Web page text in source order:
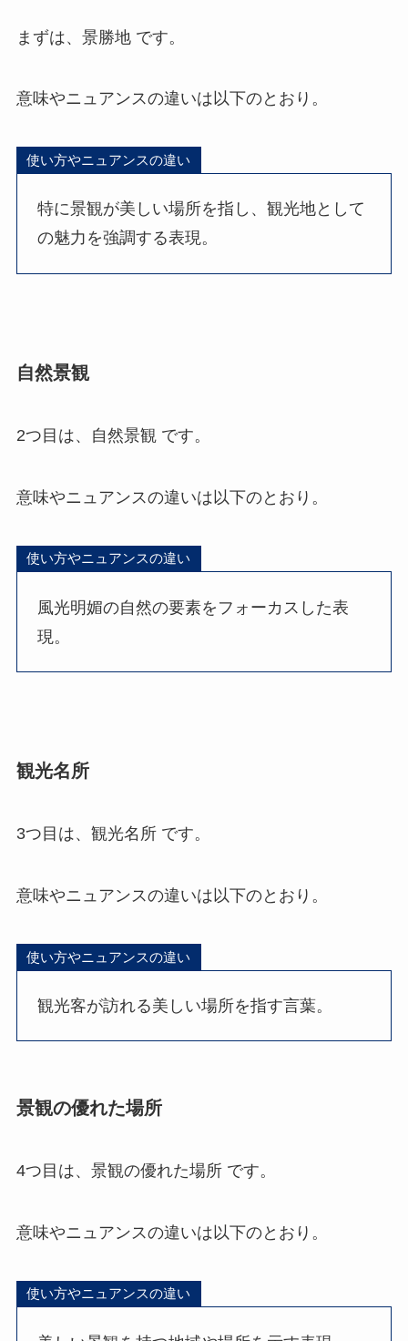
まずは、景勝地 です。
意味やニュアンスの違いは以下のとおり。
使い方やニュアンスの違い
特に景観が美しい場所を指し、観光地として
の魅力を強調する表現。
自然景観
2つ目は、自然景観 です。
意味やニュアンスの違いは以下のとおり。
使い方やニュアンスの違い
風光明媚の自然の要素をフォーカスした表
現。
観光名所
3つ目は、観光名所 です。
意味やニュアンスの違いは以下のとおり。
使い方やニュアンスの違い
観光客が訪れる美しい場所を指す言葉。
景観の優れた場所
4つ目は、景観の優れた場所 です。
意味やニュアンスの違いは以下のとおり。
使い方やニュアンスの違い